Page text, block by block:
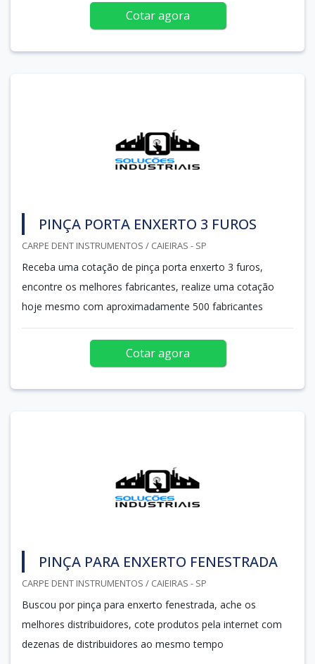
Cotar agora
PINÇA PORTA ENXERTO 3 FUROS
CARPE DENT INSTRUMENTOS / CAIEIRAS - SP
Receba uma cotação de pinça porta enxerto 3 furos,
encontre os melhores fabricantes, realize uma cotação
hoje mesmo com aproximadamente 500 fabricantes
Cotar agora
PINÇA PARA ENXERTO FENESTRADA
CARPE DENT INSTRUMENTOS / CAIEIRAS - SP
Buscou por pinça para enxerto fenestrada, ache os
melhores distribuidores, cote produtos pela internet com
dezenas de distribuidores ao mesmo tempo